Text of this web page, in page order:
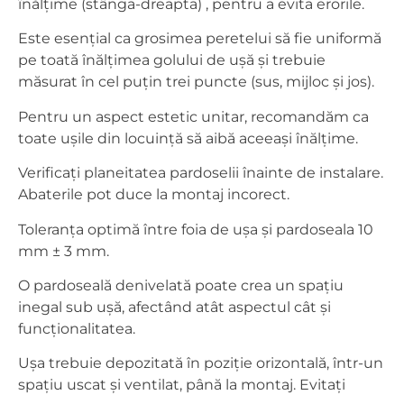
înălțime (stânga-dreapta) , pentru a evita erorile.
Este esențial ca grosimea peretelui să fie uniformă
pe toată înălțimea golului de ușă și trebuie
măsurat în cel puțin trei puncte (sus, mijloc și jos).
Pentru un aspect estetic unitar, recomandăm ca
toate ușile din locuință să aibă aceeași înălțime.
Verificați planeitatea pardoselii înainte de instalare.
Abaterile pot duce la montaj incorect.
Toleranța optimă între foia de ușa și pardoseala 10
mm ± 3 mm.
O pardoseală denivelată poate crea un spațiu
inegal sub ușă, afectând atât aspectul cât și
funcționalitatea.
Ușa trebuie depozitată în poziție orizontală, într-un
spațiu uscat și ventilat, până la montaj. Evitați